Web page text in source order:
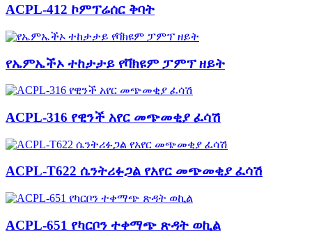
ACPL-412 ኮምፕሬሰር ቅባት
የኤምኤችኦ ተከታታይ የቫክዩም ፓምፕ ዘይት
ACPL-316 የዊንች አየር መጭመቂያ ፈሳሽ
ACPL-T622 ሴንትሪፉጋል የአየር መጭመቂያ ፈሳሽ
ACPL-651 የካርቦን ተቀማጭ ጽዳት ወኪል